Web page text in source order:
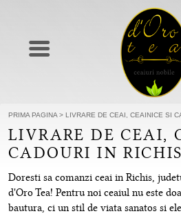
PRIMA PAGINA > LIVRARE DE CEAI, CEAINICE SI
LIVRARE DE CEAI,
CADOURI IN
Doresti sa comanzi ceai in Richis,
d'Oro Tea! Pentru noi ceaiul nu este
bautura, ci un stil de viata sanatos si